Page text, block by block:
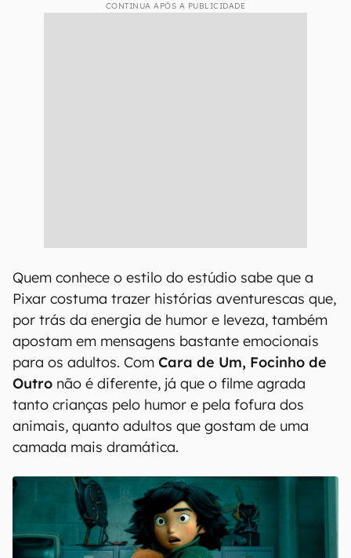
CONTINUA APÓS A PUBLICIDADE
Quem conhece o estilo do estúdio sabe que a
Pixar costuma trazer histórias aventurescas que,
por trás da energia de humor e leveza, também
apostam em mensagens bastante emocionais
para os adultos. Com Cara de Um, Focinho de
Outro não é diferente, já que o filme agrada
tanto crianças pelo humor e pela fofura dos
animais, quanto adultos que gostam de uma
camada mais dramática.